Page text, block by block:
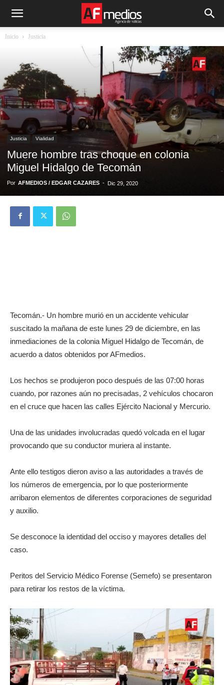
Inicio Justicia
Justicia Vialidad
Muere hombre tras choque en colonia
Miguel Hidalgo de Tecomán
Por AFMEDIOS / EDGAR CAZARES - Dic 29, 2020
Tecomán.- Un hombre murió en un accidente vehicular
suscitado la mañana de este lunes 29 de diciembre, en las
inmediaciones de la colonia Miguel Hidalgo de Tecomán, de
acuerdo a datos obtenidos por AFmedios.
Los hechos se produjeron poco después de las 07:00 horas
cuando, por razones aún no precisadas, 2 vehículos chocaron
en el cruce que hacen las calles Ejército Nacional y Mercurio.
Una de las unidades involucradas quedó volcada en el lugar
provocando que su conductor muriera al instante.
Ante ello testigos dieron aviso a las autoridades a través de
los números de emergencia, por lo que posteriormente
arribaron elementos de diferentes corporaciones de seguridad
y auxilio.
Se desconoce la identidad del occiso y mayores detalles del
caso.
Peritos del Servicio Médico Forense (Semefo) se presentaron
para retirar los restos de la víctima.